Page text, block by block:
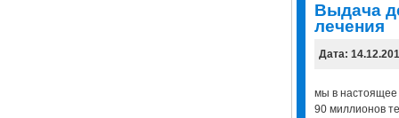
Выдача
лечения
Дата:
мы в настоящее
90 миллионов